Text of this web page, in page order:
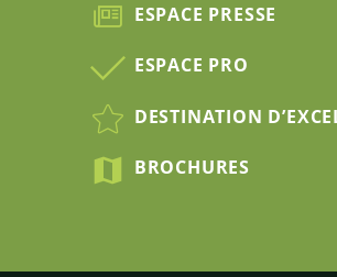
ESPACE PRESSE
ESPACE PRO
DESTINATION
BROCHURES